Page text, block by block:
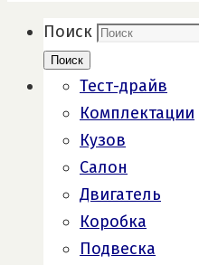
Поиск
Поиск
Тест-драйв
Комплектации
Кузов
Салон
Двигатель
Коробка
Подвеска